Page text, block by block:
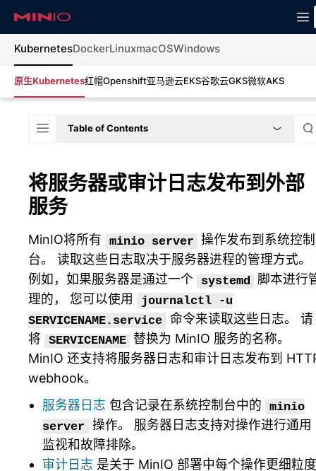
KubernetesDockerLinuxmacOSWindows
原生Kubernetes红帽Openshift亚马逊云EKS谷歌云GKS微软AKS
Table of Contents
将服务器或审计日志发布到外部
服务
MinIO将所有 minio server 操作发布到系统控制
台。 读取这些日志取决于服务器进程的管理方式。
例如，如果服务器是通过一个
systemd
脚本进行
理的， 您可以使用
journalctl
-u
SERVICENAME.service 命令来读取这些日志。 请
将
SERVICENAME
替换为 MinIO 服务的名称。
MinIO 还支持将服务器日志和审计日志发布到
webhook。
服务器日志 包含记录在系统控制台中的
minio
server
操作。 服务器日志支持对操作进行通用
监视和故障排除。
审计日志 是关于 MinIO 部署中每个操作更细粒度